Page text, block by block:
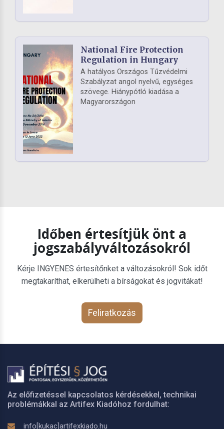
National Fire Protection
Regulation in Hungary
A hatályos Országos Tűzvédelmi
Szabályzat angol nyelvű, egységes
szövege. Hiánypótló kiadása a
Magyarországon
Időben értesítjük önt a
jogszabályváltozásokról
Kérje INGYENES értesítőnket a változásokról! Sok időt
megtakaríthat, elkerülheti a bírságokat és jogvitákat!
Feliratkozás
Az előfizetéssel kapcsolatos kérdésekkel, technikai
problémákkal az Artifex Kiadóhoz fordulhat:
info[kukac]artifexkiado.hu